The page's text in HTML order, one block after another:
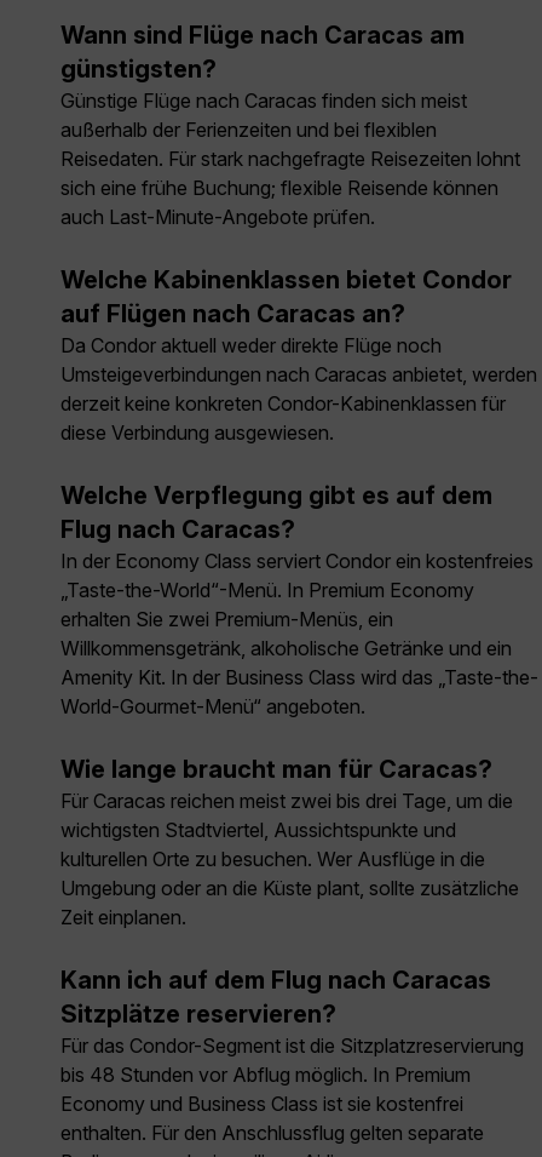
Wann sind Flüge nach Caracas am
günstigsten?
Günstige Flüge nach Caracas finden sich meist
außerhalb der Ferienzeiten und bei flexiblen
Reisedaten. Für stark nachgefragte Reisezeiten lohnt
sich eine frühe Buchung; flexible Reisende können
auch Last-Minute-Angebote prüfen.
Welche Kabinenklassen bietet Condor
auf Flügen nach Caracas an?
Da Condor aktuell weder direkte Flüge noch
Umsteigeverbindungen nach Caracas anbietet, werden
derzeit keine konkreten Condor-Kabinenklassen für
diese Verbindung ausgewiesen.
Welche Verpflegung gibt es auf dem
Flug nach Caracas?
In der Economy Class serviert Condor ein kostenfreies
„Taste-the-World“-Menü. In Premium Economy
erhalten Sie zwei Premium-Menüs, ein
Willkommensgetränk, alkoholische Getränke und ein
Amenity Kit. In der Business Class wird das „Taste-the-
World-Gourmet-Menü“ angeboten.
Wie lange braucht man für Caracas?
Für Caracas reichen meist zwei bis drei Tage, um die
wichtigsten Stadtviertel, Aussichtspunkte und
kulturellen Orte zu besuchen. Wer Ausflüge in die
Umgebung oder an die Küste plant, sollte zusätzliche
Zeit einplanen.
Kann ich auf dem Flug nach Caracas
Sitzplätze reservieren?
Für das Condor-Segment ist die Sitzplatzreservierung
bis 48 Stunden vor Abflug möglich. In Premium
Economy und Business Class ist sie kostenfrei
enthalten. Für den Anschlussflug gelten separate